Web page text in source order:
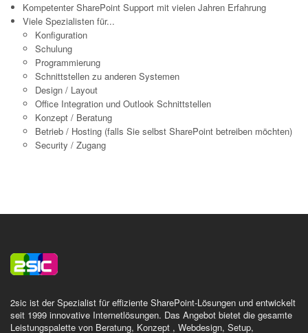
Kompetenter SharePoint Support mit vielen Jahren Erfahrung
Viele Spezialisten für...
Konfiguration
Schulung
Programmierung
Schnittstellen zu anderen Systemen
Design / Layout
Office Integration und Outlook Schnittstellen
Konzept / Beratung
Betrieb / Hosting (falls Sie selbst SharePoint betreiben möchten)
Security / Zugang
2sic ist der Spezialist für effiziente SharePoint-Lösungen und entwickelt
seit 1999 innovative Internetlösungen. Das Angebot bietet die gesamte
Leistungspalette von Beratung, Konzept , Webdesign, Setup,